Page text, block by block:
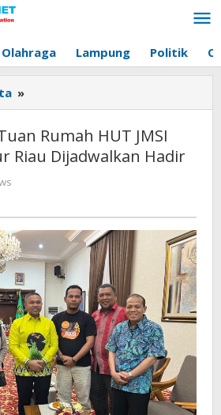
Olahraga Lampung Politik
»
Jadi
Tuan
Rumah
HUT
Gubernur
Riau
Dijadwalkan
Hadir
Rumah HUT JMSI
Riau Dijadwalkan Hadir